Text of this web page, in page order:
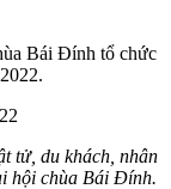
Bái Đính tổ chức
tử, du khách, nhân
hội chùa Bái Đính.